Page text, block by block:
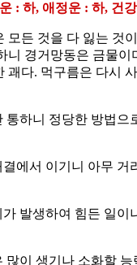
: 하, 애정운 : 하, 건
모든 것을 다 잃는 것
니 경거망동은 금물이
괘다. 먹구름은 다시
통하니 정당한 방법으
에서 이기니 아무 거
발생하여 힘든 일이
많이 생기나 소화할